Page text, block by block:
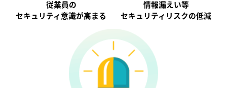
従業員の
セキュリティ意識が⾼まる
情報漏えい等
セキュリティリスクの低減